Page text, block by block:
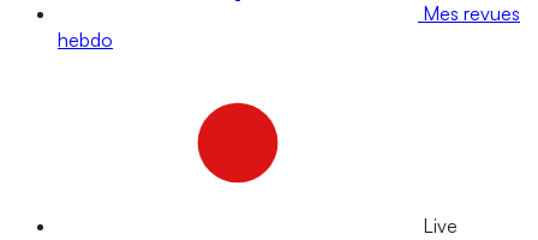
Mes revues
hebdo
Live